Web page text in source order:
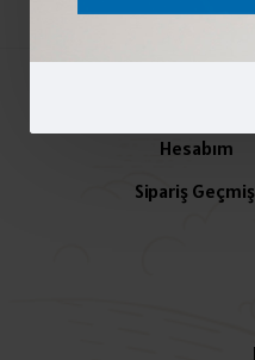
Hesabım
Sipariş